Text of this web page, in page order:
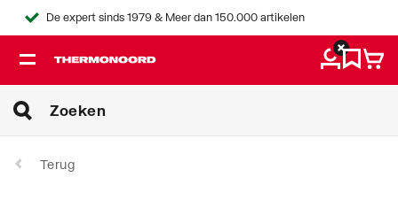
De expert sinds 1979 & Meer dan 150.000 artikelen
Terug